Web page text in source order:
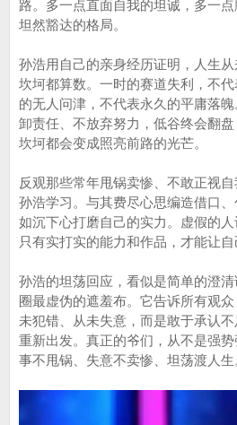
路。多一点直面自我的坦诚，多一
坦然豁达的格局。
孙浩用自己的亲身经历证明，人生
坎坷都算数。一时的赛道失利，不
的无人问津，不代表永久的平庸落
卸责任、不放弃努力，低谷终会翻
坎坷都会变成照亮前路的光芒。
反观那些常年甩锅卖惨、不敢正视
孙浩学习。与其费尽心思编造借口
如沉下心打磨自己的实力。虚假的人
只有实打实的能力和作品，才能让自
孙浩的坦荡回应，看似是简单的澄
圈最虚伪的遮羞布。它告诉所有观
未犯错、从未失意，而是敢于承认
重新出发。真正的爷们，从不是强
事不甩锅、失意不卖惨、坦荡渡人生